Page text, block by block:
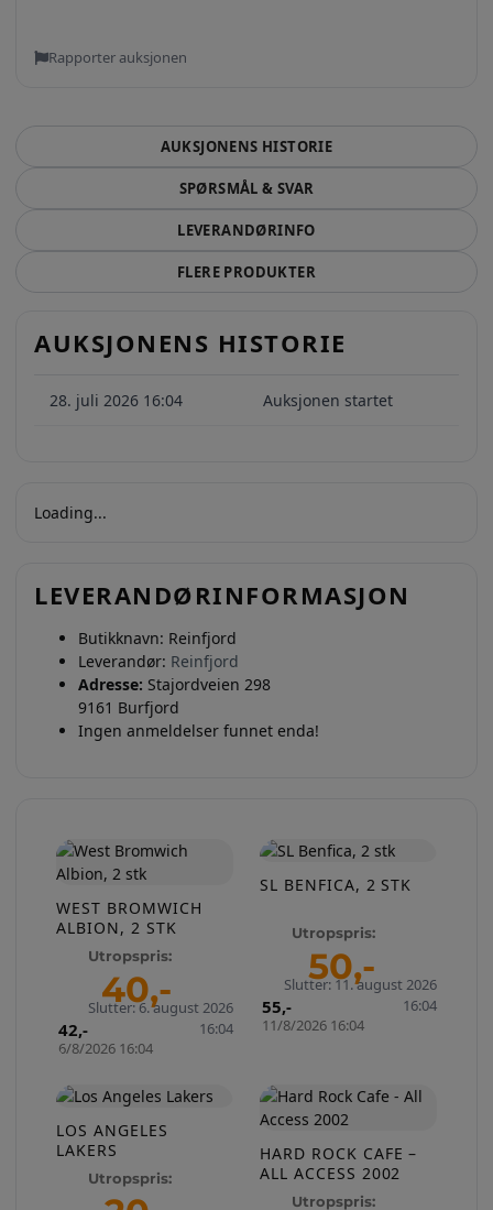
Rapporter auksjonen
AUKSJONENS HISTORIE
SPØRSMÅL & SVAR
LEVERANDØRINFO
FLERE PRODUKTER
AUKSJONENS HISTORIE
28. juli 2026 16:04 Auksjonen startet
Loading...
LEVERANDØRINFORMASJON
Butikknavn: Reinfjord
Leverandør: Reinfjord
Adresse: Stajordveien 298
9161 Burfjord
Ingen anmeldelser funnet enda!
Slutter: 6. august 2026
16:04
WEST BROMWICH
ALBION, 2 STK
Utropspris:
40,-
6/8/2026 16:04
42,-
Slutter: 11. august 2026
16:04
SL BENFICA, 2 STK
Utropspris:
50,-
11/8/2026 16:04
55,-
LOS ANGELES
LAKERS
Utropspris:
HARD ROCK CAFE –
ALL ACCESS 2002
Utropspris: